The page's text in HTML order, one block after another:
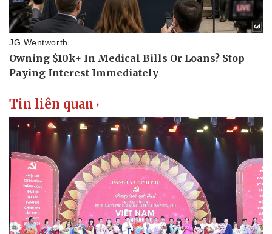
Thể thao
Bóng đá
Lịch thi đấu bóng đá
Thế giới thể thao
eSports
Hậu trường
Ô tô - Xe máy
Ô tô
Xe máy
Tư vấn
Tin liên quan